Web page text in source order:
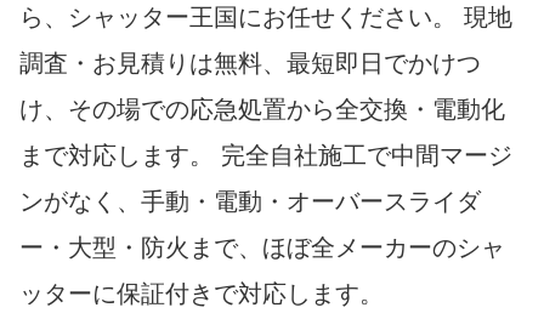
ら、シャッター王国にお任せください。 現地
調査・お見積りは無料、最短即日でかけつ
け、その場での応急処置から全交換・電動化
まで対応します。 完全自社施工で中間マージ
ンがなく、手動・電動・オーバースライダ
ー・大型・防火まで、ほぼ全メーカーのシャ
ッターに保証付きで対応します。